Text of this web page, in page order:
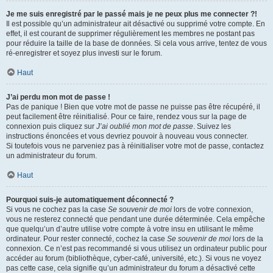
Je me suis enregistré par le passé mais je ne peux plus me connecter ?!
Il est possible qu’un administrateur ait désactivé ou supprimé votre compte. En
effet, il est courant de supprimer régulièrement les membres ne postant pas
pour réduire la taille de la base de données. Si cela vous arrive, tentez de vous
ré-enregistrer et soyez plus investi sur le forum.
Haut
J’ai perdu mon mot de passe !
Pas de panique ! Bien que votre mot de passe ne puisse pas être récupéré, il
peut facilement être réinitialisé. Pour ce faire, rendez vous sur la page de
connexion puis cliquez sur J’ai oublié mon mot de passe. Suivez les
instructions énoncées et vous devriez pouvoir à nouveau vous connecter.
Si toutefois vous ne parveniez pas à réinitialiser votre mot de passe, contactez
un administrateur du forum.
Haut
Pourquoi suis-je automatiquement déconnecté ?
Si vous ne cochez pas la case Se souvenir de moi lors de votre connexion,
vous ne resterez connecté que pendant une durée déterminée. Cela empêche
que quelqu’un d’autre utilise votre compte à votre insu en utilisant le même
ordinateur. Pour rester connecté, cochez la case Se souvenir de moi lors de la
connexion. Ce n’est pas recommandé si vous utilisez un ordinateur public pour
accéder au forum (bibliothèque, cyber-café, université, etc.). Si vous ne voyez
pas cette case, cela signifie qu’un administrateur du forum a désactivé cette